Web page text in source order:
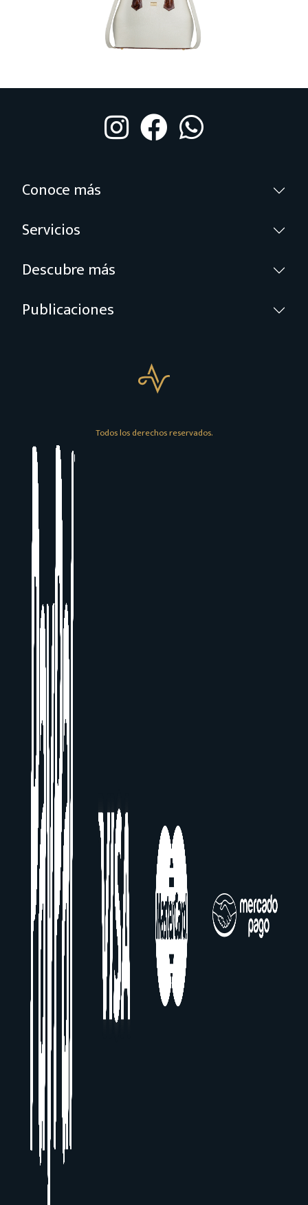
Conoce más
Servicios
Descubre más
Publicaciones
Todos los derechos reservados.